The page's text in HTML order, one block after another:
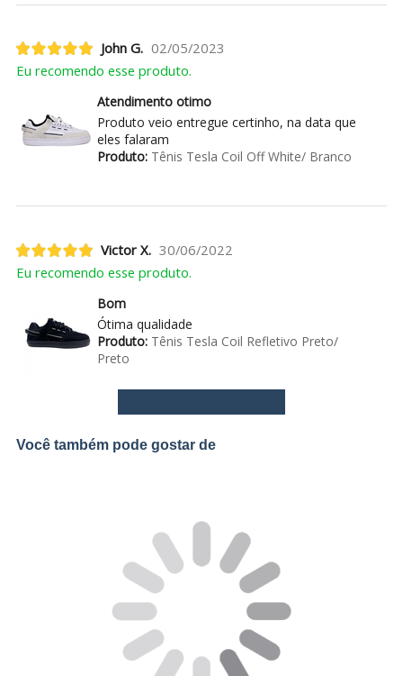
John G. 02/05/2023
Eu recomendo esse produto.
Atendimento otimo
Produto veio entregue certinho, na data que
eles falaram
Produto:Tênis Tesla Coil Off White/ Branco
Victor X. 30/06/2022
Eu recomendo esse produto.
Bom
Ótima qualidade
Produto:Tênis Tesla Coil Refletivo Preto/
Preto
Você também pode gostar de